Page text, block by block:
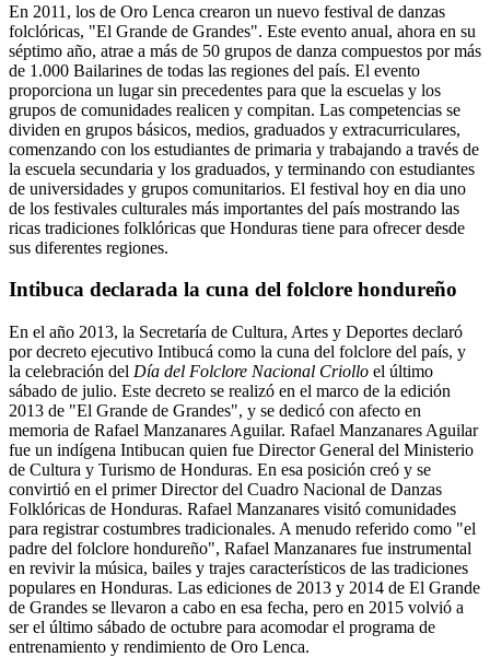
En 2011, los de Oro Lenca crearon un nuevo festival de danzas
folclóricas, "El Grande de Grandes". Este evento anual, ahora en su
séptimo año, atrae a más de 50 grupos de danza compuestos por más
de 1.000 Bailarines de todas las regiones del país. El evento
proporciona un lugar sin precedentes para que la escuelas y los
grupos de comunidades realicen y compitan. Las competencias se
dividen en grupos básicos, medios, graduados y extracurriculares,
comenzando con los estudiantes de primaria y trabajando a través de
la escuela secundaria y los graduados, y terminando con estudiantes
de universidades y grupos comunitarios. El festival hoy en dia uno
de los festivales culturales más importantes del país mostrando las
ricas tradiciones folklóricas que Honduras tiene para ofrecer desde
sus diferentes regiones.
Intibuca declarada la cuna del folclore hondureño
En el año 2013, la Secretaría de Cultura, Artes y Deportes declaró
por decreto ejecutivo Intibucá como la cuna del folclore del país, y
la celebración del Día del Folclore Nacional Criollo el último
sábado de julio. Este decreto se realizó en el marco de la edición
2013 de "El Grande de Grandes", y se dedicó con afecto en
memoria de Rafael Manzanares Aguilar. Rafael Manzanares Aguilar
fue un indígena Intibucan quien fue Director General del Ministerio
de Cultura y Turismo de Honduras. En esa posición creó y se
convirtió en el primer Director del Cuadro Nacional de Danzas
Folklóricas de Honduras. Rafael Manzanares visitó comunidades
para registrar costumbres tradicionales. A menudo referido como "el
padre del folclore hondureño", Rafael Manzanares fue instrumental
en revivir la música, bailes y trajes característicos de las tradiciones
populares en Honduras. Las ediciones de 2013 y 2014 de El Grande
de Grandes se llevaron a cabo en esa fecha, pero en 2015 volvió a
ser el último sábado de octubre para acomodar el programa de
entrenamiento y rendimiento de Oro Lenca.